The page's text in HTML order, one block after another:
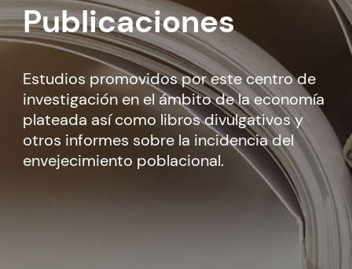
Publicaciones
Estudios promovidos por este centro de
investigación en el ámbito de la economía
plateada así como libros divulgativos y
otros informes sobre la incidencia del
envejecimiento poblacional.